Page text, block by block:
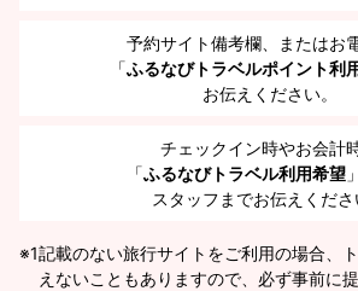
予約サイト備考欄、またはお
「ふるなびトラベルポイント利
お伝えください。
チェックイン時やお会計
「ふるなびトラベル利用希望
スタッフまでお伝えくださ
※1記載のない旅行サイトをご利用の場合、
えないこともありますので、必ず事前に